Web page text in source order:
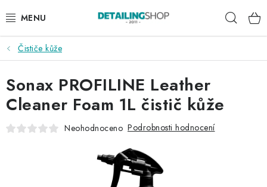
na
AKCE
NOVINKY
EXTERIÉR
Čističe kůže
Sonax PROFILINE Leather
Cleaner Foam 1L čistič kůže
Neohodnoceno Podrobnosti hodnocení